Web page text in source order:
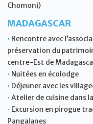
Chomoni)
MADAGASCAR
• Rencontre avec
préservation du
centre-Est de
• Nuitées en écolodge
• Déjeuner avec les
• Atelier de cuisine dans
• Excursion en pirogue
Pangalanes